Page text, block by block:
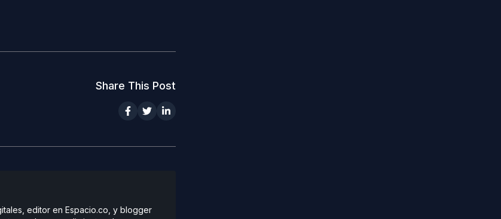
Share This Post
editor en Espacio.co, y blogger